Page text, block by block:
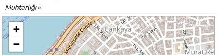
Muhtarlığı»
+
−